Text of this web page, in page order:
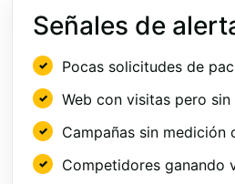
Señales de
Pocas solicitudes de
Web con visitas pero
Campañas sin medición
Competidores ganando